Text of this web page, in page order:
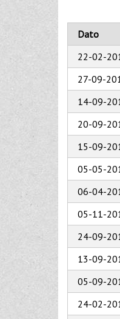
Dato
22-02-
27-09-
14-09-
20-09-
15-09-
05-05-
06-04-
05-11-
24-09-
13-09-
05-09-
24-02-